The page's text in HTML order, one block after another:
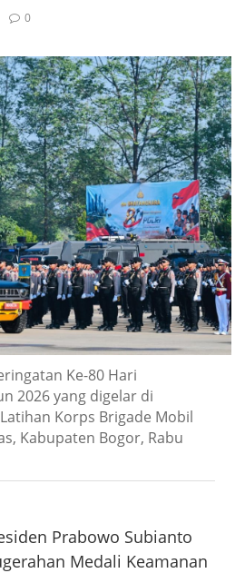
0
Ke-80 Hari
2026 yang digelar di
Korps Brigade Mobil
Kabupaten Bogor, Rabu
Prabowo Subianto
Medali Keamanan